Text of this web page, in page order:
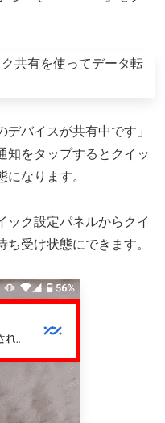
バイスが共有中です」
知をタップするとクイッ
なります。
ック設定パネルからクイ
受け状態にできます。